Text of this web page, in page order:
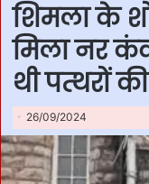
शिमला के
मिला नर
थी पत्थरों
26/09/2024